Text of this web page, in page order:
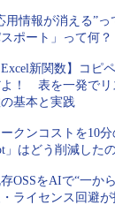
用情報が消える”
ポート」って何
新関数】コピ
！ 表を一発でリ
基本と実践
クンコストを10
」はどう削減した
OSSをAIで“一か
ライセンス回避